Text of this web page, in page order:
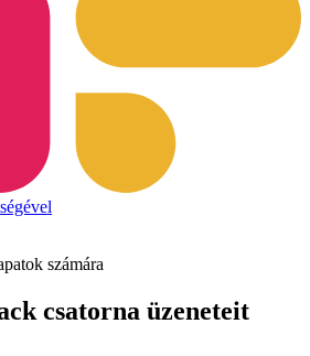
számára
csatorna üzeneteit